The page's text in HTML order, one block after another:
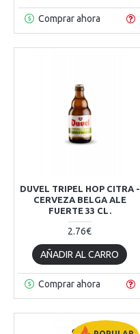
Comprar ahora
DUVEL TRIPEL HOP CITRA -
CERVEZA BELGA ALE
FUERTE 33 CL.
2.76€
AÑADIR AL CARRO
Comprar ahora